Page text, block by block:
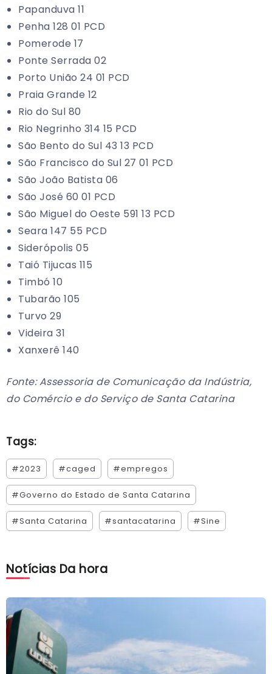
Papanduva 11
Penha 128 01 PCD
Pomerode 17
Ponte Serrada 02
Porto União 24 01 PCD
Praia Grande 12
Rio do Sul 80
Rio Negrinho 314 15 PCD
São Bento do Sul 43 13 PCD
São Francisco do Sul 27 01 PCD
São João Batista 06
São José 60 01 PCD
São Miguel do Oeste 591 13 PCD
Seara 147 55 PCD
Siderópolis 05
Taió Tijucas 115
Timbó 10
Tubarão 105
Turvo 29
Videira 31
Xanxerê 140
Fonte: Assessoria de Comunicação da Indústria,
do Comércio e do Serviço de Santa Catarina
Tags:
#2023 #caged #empregos
#Governo do Estado de Santa Catarina
#Santa Catarina #santacatarina #Sine
Notícias Da hora